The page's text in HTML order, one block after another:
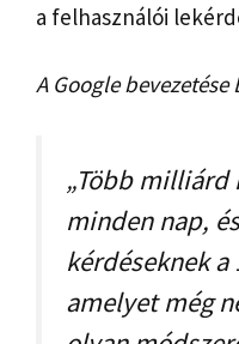
a felhasználói
A Google
„Több milliárd
minden nap,
kérdéseknek a
amelyet még